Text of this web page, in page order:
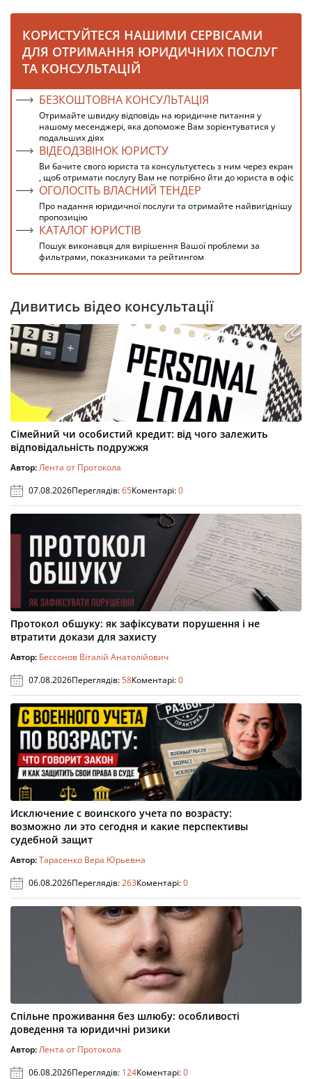
КОРИСТУЙТЕСЯ НАШИМИ СЕРВІСАМИ
ДЛЯ ОТРИМАННЯ ЮРИДИЧНИХ ПОСЛУГ
ТА КОНСУЛЬТАЦІЙ
БЕЗКОШТОВНА КОНСУЛЬТАЦІЯ
Отримайте швидку відповідь на юридичне питання у
нашому месенджері, яка допоможе Вам зорієнтуватися у
подальших діях
ВІДЕОДЗВІНОК ЮРИСТУ
Ви бачите свого юриста та консультуєтесь з ним через екран
, щоб отримати послугу Вам не потрібно йти до юриста в офіс
ОГОЛОСІТЬ ВЛАСНИЙ ТЕНДЕР
Про надання юридичної послуги та отримайте найвигіднішу
пропозицію
КАТАЛОГ ЮРИСТІВ
Пошук виконавця для вирішення Вашої проблеми за
фильтрами, показниками та рейтингом
Дивитись відео консультації
Сімейний чи особистий кредит: від чого залежить
відповідальність подружжя
Автор:Лента от Протокола
07.08.2026Переглядів:65Коментарі:0
Протокол обшуку: як зафіксувати порушення і не
втратити докази для захисту
Автор: Бессонов Віталій Анатолійович
07.08.2026Переглядів:58Коментарі:0
Исключение с воинского учета по возрасту:
возможно ли это сегодня и какие перспективы
судебной защит
Автор:Тарасенко Вера Юрьевна
06.08.2026Переглядів:263Коментарі:0
Спільне проживання без шлюбу: особливості
доведення та юридичні ризики
Автор:Лента от Протокола
06.08.2026Переглядів: 124Коментарі:0